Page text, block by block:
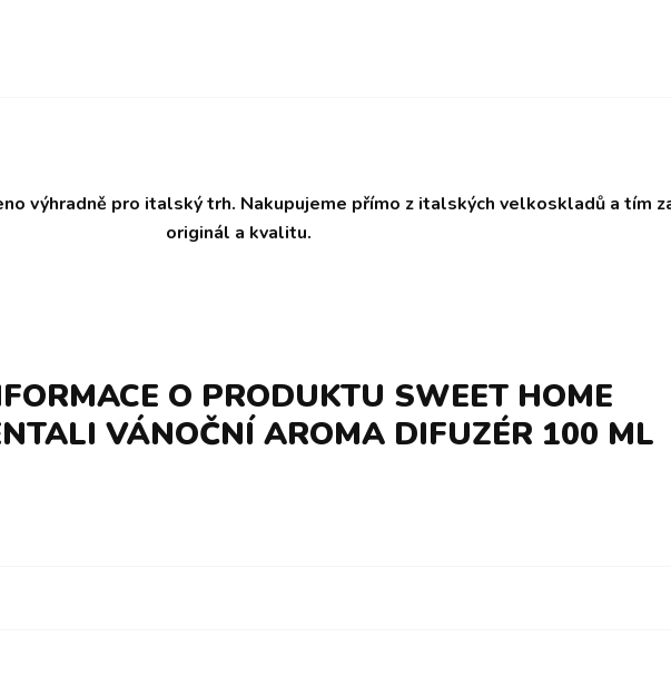
výhradně pro italský trh. Nakupujeme přímo z italských velkoskladů a tím
originál a kvalitu.
O PRODUKTU SWEET HOME
VÁNOČNÍ AROMA DIFUZÉR 100 ML